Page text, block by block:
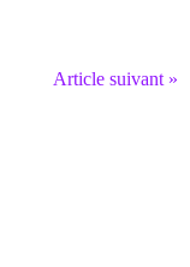
Article suivant »